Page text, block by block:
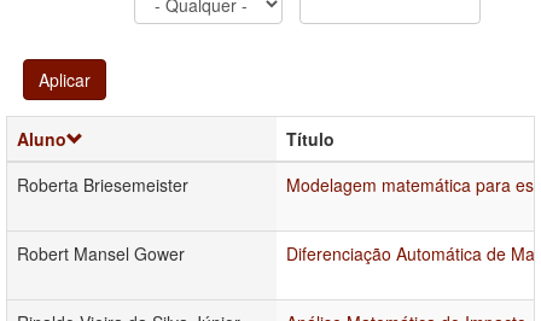
Aplicar
Aluno
Título
Roberta Briesemeister
Modelagem matemática para
Robert Mansel Gower Diferenciação Automática de